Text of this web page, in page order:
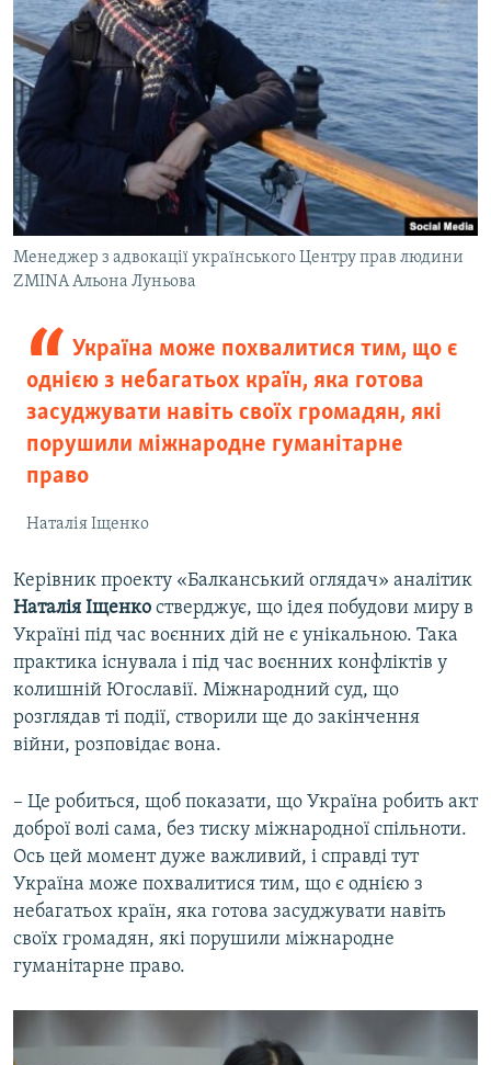
Менеджер з адвокації українського Центру прав людини
ZMINA Альона Луньова
Україна може похвалитися тим, що є
однією з небагатьох країн, яка готова
засуджувати навіть своїх громадян, які
порушили міжнародне гуманітарне
право
Наталія Іщенко
Керівник проекту «Балканський оглядач» аналітик
Наталія Іщенко стверджує, що ідея побудови миру в
Україні під час воєнних дій не є унікальною. Така
практика існувала і під час воєнних конфліктів у
колишній Югославії. Міжнародний суд, що
розглядав ті події, створили ще до закінчення
війни, розповідає вона.
– Це робиться, щоб показати, що Україна робить акт
доброї волі сама, без тиску міжнародної спільноти.
Ось цей момент дуже важливий, і справді тут
Україна може похвалитися тим, що є однією з
небагатьох країн, яка готова засуджувати навіть
своїх громадян, які порушили міжнародне
гуманітарне право.